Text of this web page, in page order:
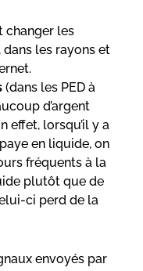
changer les
les rayons et
(dans les PED à
d’argent
effet, lorsqu’il y a
en liquide, on
fréquents à la
plutôt que de
ci perd de la
envoyés par